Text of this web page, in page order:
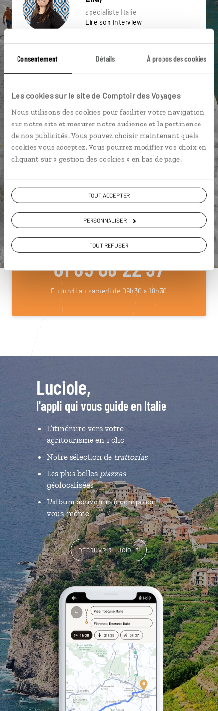
Consentement Détails À propos des cookies
Les cookies sur le site de Comptoir des Voyages
Nous utilisons des cookies pour faciliter votre navigation
sur notre site et mesurer notre audience et la pertinence
de nos publicités. Vous pouvez choisir maintenant quels
cookies vous acceptez. Vous pourrez modifier vos choix en
cliquant sur « gestion des cookies » en bas de page.
TOUT ACCEPTER
PERSONNALISER
TOUT REFUSER
spécialiste Italie
Lire son interview
Suivez vos envies et demandez conseils à nos
spécialistes
Ils sauront organiser votre itinéraire au plus
connectés en agence, mais aussi par email ou
téléphone.
Vous gardez le même interlocuteur avant,
pendant et après votre voyage.
Construisez votre voyage avec un spécialiste Italie
01 85 08 22 97
Du lundi au samedi de 09h30 à 18h30
Luciole,
l'appli qui vous guide en Italie
L’itinéraire vers votre
agritourisme en 1 clic
Notre sélection de trattorias
Les plus belles piazzas
géolocalisées
L'album souvenirs à composer
vous-même
DÉCOUVRIR LUCIOLE